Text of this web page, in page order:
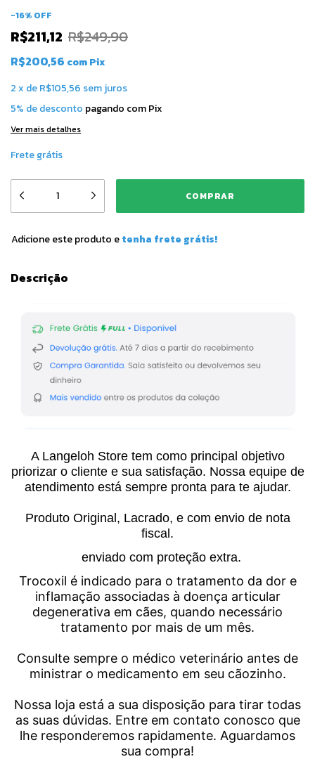
-16% OFF
R$211,12 R$249,90
R$200,56 comPix
2x deR$105,56 sem juros
5% de desconto pagando com Pix
Ver mais detalhes
Frete grátis
Adicione este produto etenha frete grátis!
Descrição
A Langeloh Store tem como principal objetivo
priorizar o cliente e sua satisfação. Nossa equipe de
atendimento está sempre pronta para te ajudar.
Produto Original, Lacrado, e com envio de nota
fiscal.
enviado com proteção extra.
Trocoxil é indicado para o tratamento da dor e
inflamação associadas à doença articular
degenerativa em cães, quando necessário
tratamento por mais de um mês.
Consulte sempre o médico veterinário antes de
ministrar o medicamento em seu cãozinho.
Nossa loja está a sua disposição para tirar todas
as suas dúvidas. Entre em contato conosco que
lhe responderemos rapidamente. Aguardamos
sua compra!